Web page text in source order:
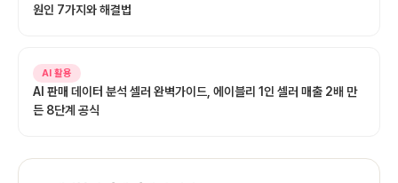
원인 7가지와 해결법
AI 활용
AI 판매 데이터 분석 셀러 완벽가이드, 에이블리 1인 셀러 매출 2배 만
든 8단계 공식